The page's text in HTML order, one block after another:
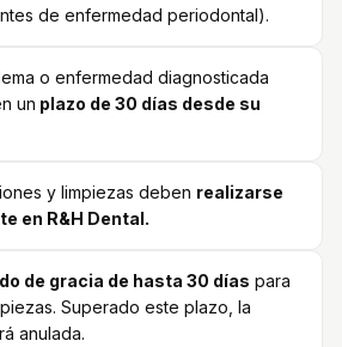
de enfermedad periodontal).
o enfermedad diagnosticada
un plazo de 30 días desde su
y limpiezas deben realizarse
en R&H Dental.
de gracia de hasta 30 días para
Superado este plazo, la
anulada.